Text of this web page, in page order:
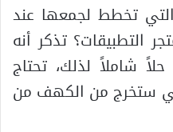
التي تخطط لجمعها عند
التطبيقات؟ تذكر أنه
شاملاً لذلك، تحتاج
ستخرج من الكهف من